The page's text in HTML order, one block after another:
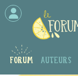
Forum Auteurs